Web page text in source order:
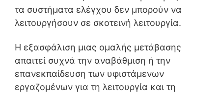
τα συστήματα ελέγχου δεν μπορούν να
λειτουργήσουν σε σκοτεινή λειτουργία.
Η εξασφάλιση μιας ομαλής μετάβασης
απαιτεί συχνά την αναβάθμιση ή την
επανεκπαίδευση των υφιστάμενων
εργαζομένων για τη λειτουργία και τη